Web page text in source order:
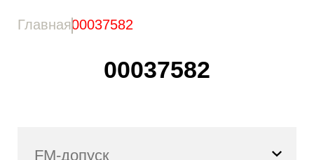
Главная00037582
00037582